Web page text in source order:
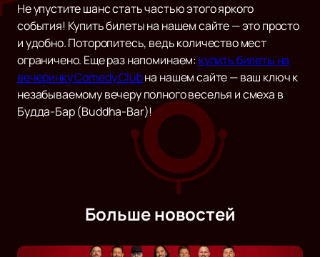
Не упустите шанс стать частью этого яркого
события! Купить билеты на нашем сайте — это просто
и удобно. Поторопитесь, ведь количество мест
ограничено. Еще раз напоминаем: купить билеты на
вечеринку Comedy Clubна нашем сайте — ваш ключ к
незабываемому вечеру полного веселья и смеха в
Будда-Бар (Buddha-Bar)!
Больше новостей